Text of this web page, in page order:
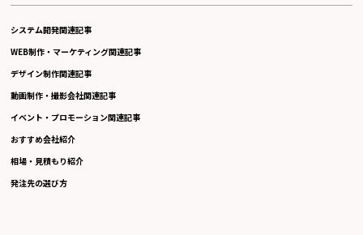
システム開発関連記事
WEB制作・マーケティング関連記事
デザイン制作関連記事
動画制作・撮影会社関連記事
イベント・プロモーション関連記事
おすすめ会社紹介
相場・見積もり紹介
発注先の選び方